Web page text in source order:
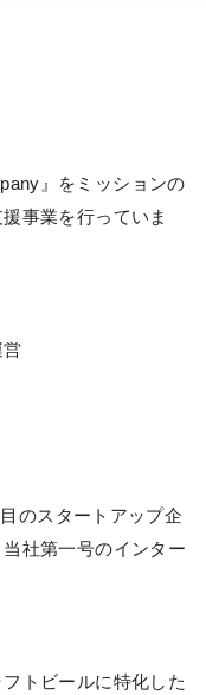
』をミッションの
事業を行っていま
営
のスタートアップ企
社第一号のインター
トビールに特化した